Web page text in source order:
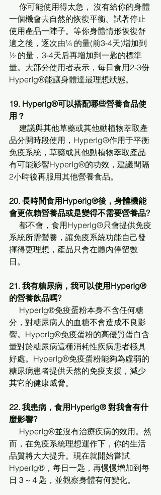
一個機會去自然的恢復平衡。試著停止
使用產品一陣子。等你身體情形恢復舒
適之後，逐次由¼ 的量(前3-4天)增加到
½ 的量，3-4天后再增加到一匙的標準
量。大部分使用者表示，每日食用2-3份
HyperIg®能讓身體達最理想狀態。
19. HyperIg®可以搭配哪些營養食品使
用？
品分開時段使用，HyperIg®作用于平衡
免疫系統，草藥或其他動植物萃取產品
有可能影響HyperIg®的功效，建議間隔
2小時後再服用其他營養食品。
20. 長時間食用HyperIg®後，身體機能
會更依賴營養品或是變得不需要營養品?
系統所需營養，讓免疫系統功能自己發
揮得更理想，產品只會在體內停留數
日。
21. 我有糖尿病，我可以使用HyperIg®
的營養飲品嗎?
分，對糖尿病人的血糖不會造成不良影
響。HyperIg®免疫蛋粉的高優質蛋白含
量對於糖尿病這種消耗性疾病患者極具
好處。HyperIg®免疫蛋粉能夠為虛弱的
糖尿病患者提供天然的免疫支援，減少
其它的健康威脅。
22. 我患病，食用HyperIg® 對我會有什
麼影響?
而，在免疫系統理想運作下，你的生活
品質將大大提升。現在就開始嘗試
HyperIg®，每日一匙，再慢慢增加到每
日３~４匙，並觀察身體有何變化。